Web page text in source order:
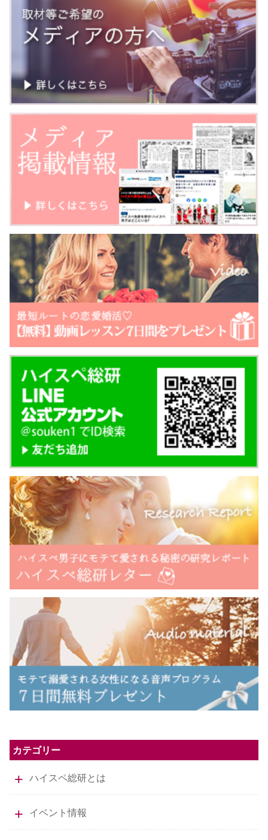
カテゴリー
ハイスペ総研とは
イベント情報